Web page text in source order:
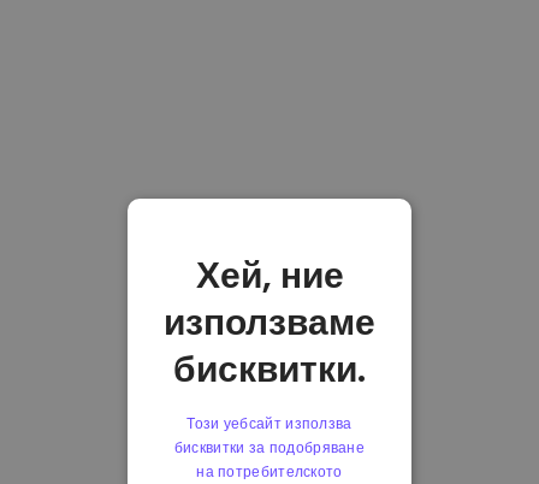
Хей, ние
използваме
бисквитки.
Този уебсайт използва
бисквитки за подобряване
на потребителското